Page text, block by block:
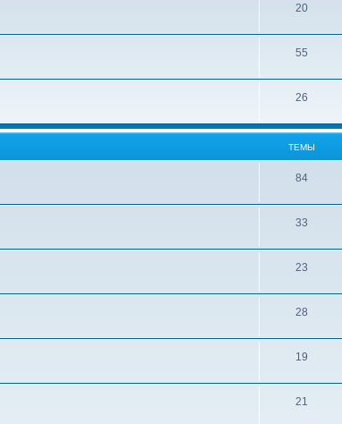
20
55
26
ТЕМЫ
84
33
23
28
19
21